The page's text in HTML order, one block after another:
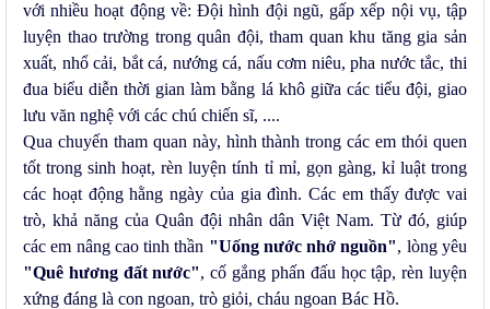
với nhiều hoạt động về: Đội hình đội ngũ, gấp xếp nội vụ, tập
luyện thao trường trong quân đội, tham quan khu tăng gia sản
xuất, nhổ cải, bắt cá, nướng cá, nấu cơm niêu, pha nước tắc, thi
đua biểu diễn thời gian làm bằng lá khô giữa các tiểu đội, giao
lưu văn nghệ với các chú chiến sĩ, ....
Qua chuyến tham quan này, hình thành trong các em thói quen
tốt trong sinh hoạt, rèn luyện tính tỉ mỉ, gọn gàng, kỉ luật trong
các hoạt động hằng ngày của gia đình. Các em thấy được vai
trò, khả năng của Quân đội nhân dân Việt Nam. Từ đó, giúp
các em nâng cao tinh thần "Uống nước nhớ nguồn", lòng yêu
"Quê hương đất nước", cố gắng phấn đấu học tập, rèn luyện
xứng đáng là con ngoan, trò giỏi, cháu ngoan Bác Hồ.